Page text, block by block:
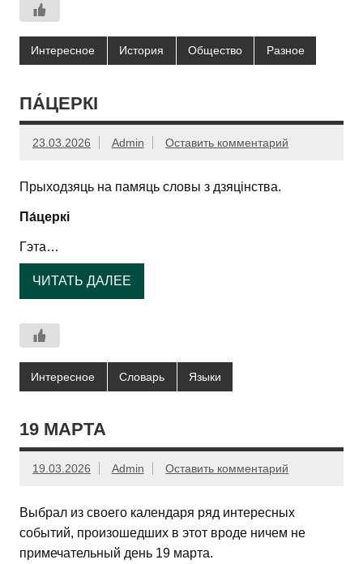
Интересное История Общество Разное
ПА́ЦЕРКІ
23.03.2026 Admin Оставить комментарий
Прыходзяць на памяць словы з дзяцінства.
Па́церкі
Гэта…
ЧИТАТЬ ДАЛЕЕ
Интересное Словарь Языки
19 МАРТА
19.03.2026 Admin Оставить комментарий
Выбрал из своего календаря ряд интересных
событий, произошедших в этот вроде ничем не
примечательный день 19 марта.